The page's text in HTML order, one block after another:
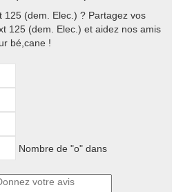
125 (dem. Elec.) ? Partagez vos
125 (dem. Elec.) et aidez nos amis
bé,cane !
Nombre de "o" dans